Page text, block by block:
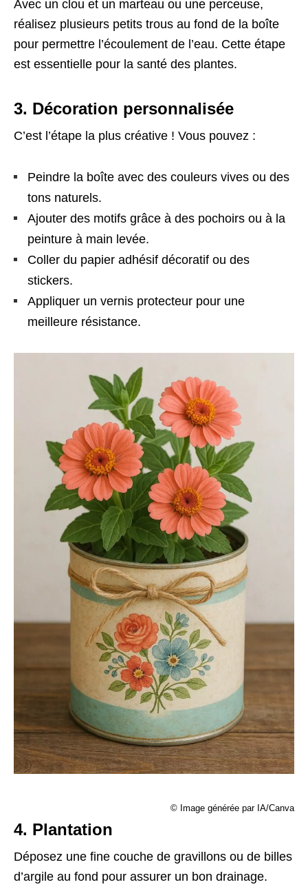
Avec un clou et un marteau ou une perceuse,
réalisez plusieurs petits trous au fond de la boîte
pour permettre l’écoulement de l’eau. Cette étape
est essentielle pour la santé des plantes.
3. Décoration personnalisée
C’est l’étape la plus créative ! Vous pouvez :
Peindre la boîte avec des couleurs vives ou des
tons naturels.
Ajouter des motifs grâce à des pochoirs ou à la
peinture à main levée.
Coller du papier adhésif décoratif ou des
stickers.
Appliquer un vernis protecteur pour une
meilleure résistance.
© Image générée par IA/Canva
4. Plantation
Déposez une fine couche de gravillons ou de billes
d’argile au fond pour assurer un bon drainage.